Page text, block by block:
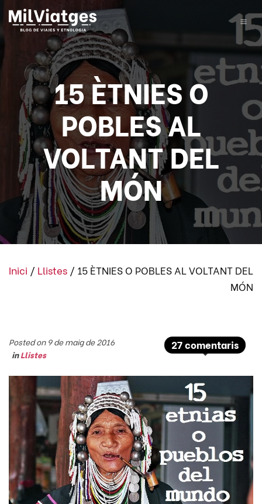
15 ÈTNIES O
POBLES AL
VOLTANT DEL
MÓN
Inici / Llistes / 15 ÈTNIES O POBLES AL VOLTANT DEL
MÓN
27 comentaris
Posted on 9 de maig de 2016
inLlistes